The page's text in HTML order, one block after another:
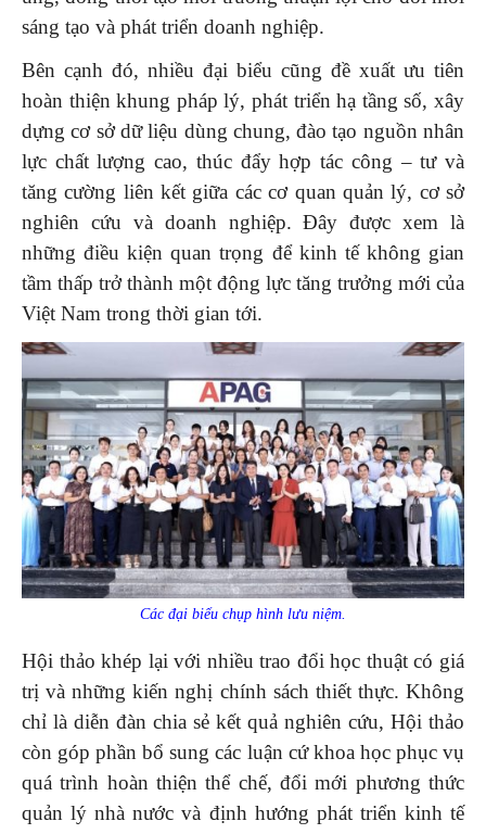
sáng tạo và phát triển doanh nghiệp.
Bên cạnh đó, nhiều đại biểu cũng đề xuất ưu tiên
hoàn thiện khung pháp lý, phát triển hạ tầng số, xây
dựng cơ sở dữ liệu dùng chung, đào tạo nguồn nhân
lực chất lượng cao, thúc đẩy hợp tác công – tư và
tăng cường liên kết giữa các cơ quan quản lý, cơ sở
nghiên cứu và doanh nghiệp. Đây được xem là
những điều kiện quan trọng để kinh tế không gian
tầm thấp trở thành một động lực tăng trưởng mới của
Việt Nam trong thời gian tới.
Các đại biểu chụp hình lưu niệm.
Hội thảo khép lại với nhiều trao đổi học thuật có giá
trị và những kiến nghị chính sách thiết thực. Không
chỉ là diễn đàn chia sẻ kết quả nghiên cứu, Hội thảo
còn góp phần bổ sung các luận cứ khoa học phục vụ
quá trình hoàn thiện thể chế, đổi mới phương thức
quản lý nhà nước và định hướng phát triển kinh tế